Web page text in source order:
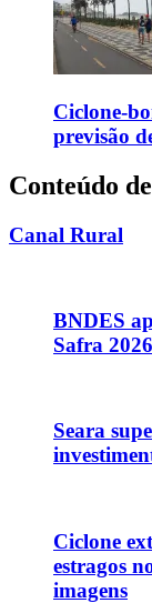
Ciclone-
previsão
Conteúdo
Canal Rural
BNDES
Safra
Seara
Ciclone
estragos
imagens